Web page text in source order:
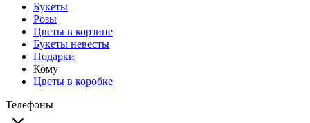
Букеты
Розы
Цветы в корзине
Букеты невесты
Подарки
Кому
Цветы в коробке
Телефоны